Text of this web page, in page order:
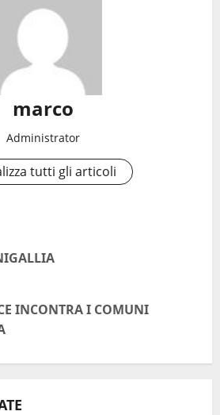
marco
Administrator
tutti gli articoli
INCONTRA I COMUNI